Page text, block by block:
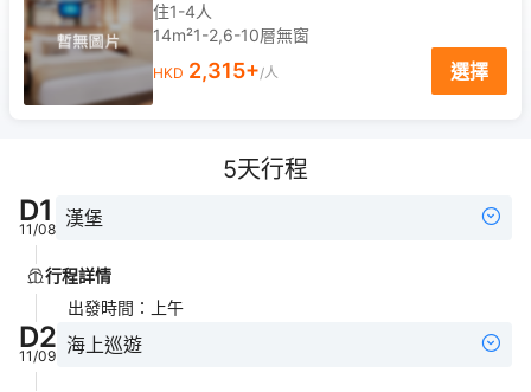
住1-4人
14m²1-2,6-10層無窗
HKD 2,315+/人 選擇
5天行程
D1
11/08 漢堡
行程詳情
出發時間 ： 上午
D2
11/09 海上巡遊